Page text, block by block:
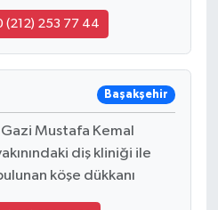
(212) 253 77 44
Başakşehir
Mustafa Kemal
diş kliniği ile
köşe dükkanı